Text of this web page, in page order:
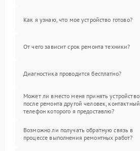
Как я узнаю, что мое устройство готово?
От чего зависит срок ремонта техники?
Диагностика проводится бесплатно?
Может ли вместо меня принять устройство
после ремонта другой человек, контактный
телефон которого я предоставлю?
Возможно ли получать обратную связь в
процессе выполнения ремонтных работ?